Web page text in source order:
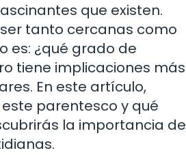
que existen.
tanto cercanas como
es: ¿qué grado de
tiene implicaciones más
En este artículo,
parentesco y qué
la importancia de